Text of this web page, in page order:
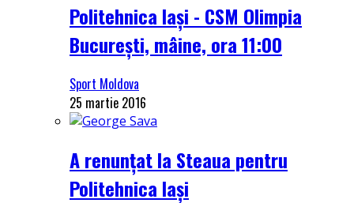
Politehnica Iași - CSM Olimpia
București, mâine, ora 11:00
Sport Moldova
25 martie 2016
A renunțat la Steaua pentru
Politehnica Iași